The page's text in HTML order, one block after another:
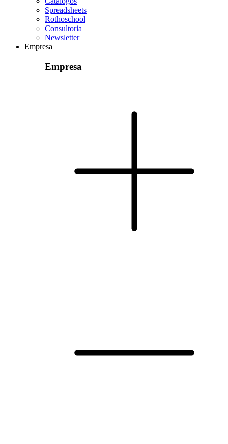
Spreadsheets
Rothoschool
Consultoria
Newsletter
Empresa
Empresa